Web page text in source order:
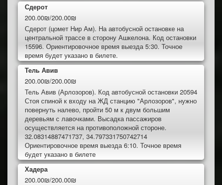
Сдерот
200.00₪/200.00₪
Сдерот (цомет Нир Ам). На автобусной остановке на
центральной трассе в сторону Ашкелона. Код остановки
15596. Ориентировочное время выезда 5:30. Точное
время будет указано в билете.
Тель Авив
200.00₪/200.00₪
Тель Авив (Арлозоров). Код автобусной остановки 20594
Стоя спиной к входу на ЖД станцию "Арлозоров", нужно
повернуть налево, пройти 50 м к двум большим
деревьям с лавочками. Высадка пассажиров
осуществляется на противоположной стороне.
32.08314887471737, 34.797331750742714
Ориентировочное время выезда 6:10. Точное время
будет указано в билете
Хадера
200.00₪/200.00₪